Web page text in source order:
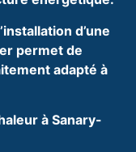
d’une
permet de
adapté à
à Sanary-